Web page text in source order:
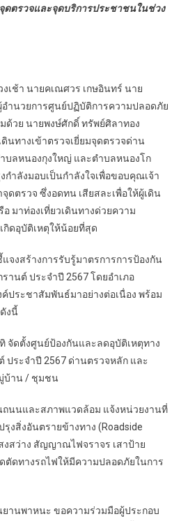
ดตรวจและจุดบริการประชาชนในช่วง
งเช้า นายคเณศวร เกษอินทร์ นาย
ำนวยการศูนย์ปฏิบัติการความปลอดภัย
ด้วย นายพงษ์ศักดิ์ ทรัพย์ศิลาทอง
นทางเข้าตรวจเยี่ยมจุดตรวจด่าน
บลหนองกุงใหญ่ และตำบลหนองโก
ำลังมอบเป็นกำลังใจเพื่อขอบคุณเจ้า
ดตรวจ ซึ่งอดทน เสียสละเพื่อให้ผู้เดิน
มาท่องเที่ยวเดินทางด่วยความ
กิดอุบัติเหตุให้น้อยที่สุด
จงสร้างการรับรู้มาตรการการป้องกัน
านต์ ประจำปี 2567 โดยอำเภอ
ประชาสัมพันธ์มาอย่างต่อเนื่อง พร้อม
งนี้
จัดตั้งศูนย์ป้องกันและลดอุบัติเหตุทาง
ประจำปี 2567 ด่านตรวจหลัก และ
บ้าน / ชุมชน
ถนนและสภาพแวดล้อม แจ้งหน่วยงานที่
งสิ่งอันตรายข้างทาง (Roadside
งสว่าง สัญญาณไฟจราจร เสาป้าย
ดทางรถไฟให้มีความปลอดภัยในการ
านพาหนะ ขอความร่วมมือผู้ประกอบ